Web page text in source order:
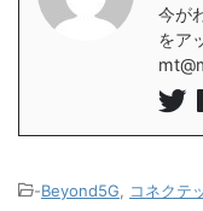
今が
をア
-Beyond5G コネクテ